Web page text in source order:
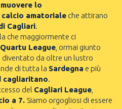
lo
amatorialeche attirano
Cagliari.
che maggiormente ci
League, ormai giunto
da oltre un lustro
di tutta la Sardegna e più
cagliaritano.
del Cagliari League,
a 7. Siamo orgogliosi di essere